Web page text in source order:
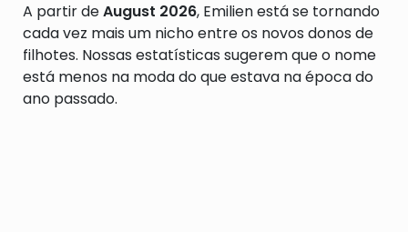
A partir deAugust 2026, Emilien está se tornando
cada vez mais um nicho entre os novos donos de
filhotes. Nossas estatísticas sugerem que o nome
está menos na moda do que estava na época do
ano passado.